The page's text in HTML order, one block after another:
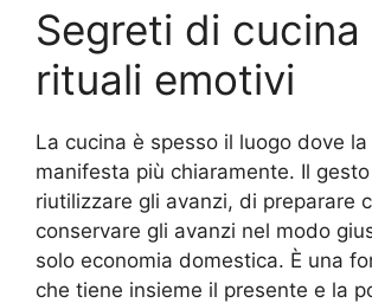
Segreti di
rituali emotivi
La cucina è spesso il luogo dove
manifesta più chiaramente. Il
riutilizzare gli avanzi, di preparare
conservare gli avanzi nel modo
solo economia domestica. È una
che tiene insieme il presente e la